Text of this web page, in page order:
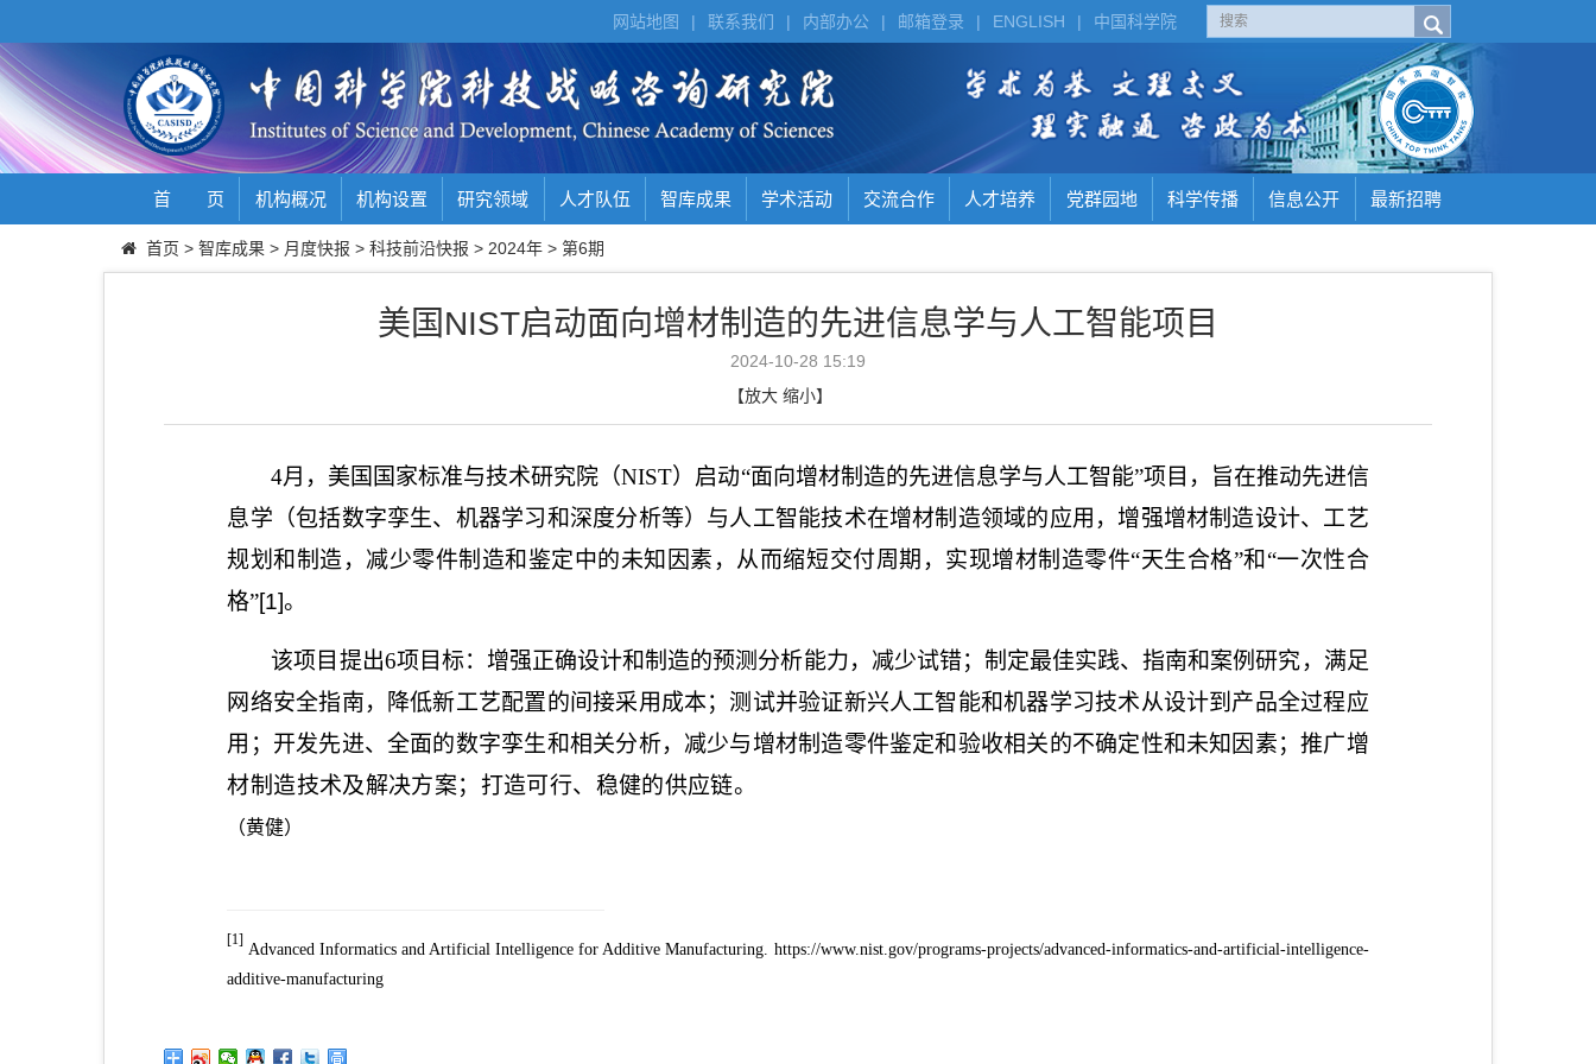
中国科学院
|
ENGLISH
|
邮箱登录
|
内部办公
|
联系我们
|
网站地图
首 页 机构概况 机构设置 研究领域 人才队伍 智库成果 学术活动 交流合作 人才培养 党群园地 科学传播 信息公开 最新招聘
首页 > 智库成果 > 月度快报 > 科技前沿快报 > 2024年 > 第6期
美国NIST启动面向增材制造的先进信息学与人工智能项目
2024-10-28 15:19
【放大 缩小】
4月，美国国家标准与技术研究院（NIST）启动“面向增材制造的先进信息学与人工智能”项目，旨在推动先进信
息学（包括数字孪生、机器学习和深度分析等）与人工智能技术在增材制造领域的应用，增强增材制造设计、工艺
规划和制造，减少零件制造和鉴定中的未知因素，从而缩短交付周期，实现增材制造零件“天生合格”和“一次性合
格”[1]。
该项目提出6项目标：增强正确设计和制造的预测分析能力，减少试错；制定最佳实践、指南和案例研究，满足
网络安全指南，降低新工艺配置的间接采用成本；测试并验证新兴人工智能和机器学习技术从设计到产品全过程应
用；开发先进、全面的数字孪生和相关分析，减少与增材制造零件鉴定和验收相关的不确定性和未知因素；推广增
材制造技术及解决方案；打造可行、稳健的供应链。
（黄健）
[1]
Advanced Informatics and Artificial Intelligence for Additive Manufacturing. https://www.nist.gov/programs-projects/advanced-informatics-and-artificial-intelligence-
additive-manufacturing